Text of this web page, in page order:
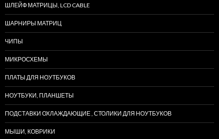
ШЛЕЙФ МАТРИЦЫ, LCD CABLE
ШАРНИРЫ МАТРИЦ
ЧИПЫ
МИКРОСХЕМЫ
ПЛАТЫ ДЛЯ НОУТБУКОВ
НОУТБУКИ, ПЛАНШЕТЫ
ПОДСТАВКИ ОХЛАЖДАЮЩИЕ , СТОЛИКИ ДЛЯ НОУТБУКОВ
МЫШИ, КОВРИКИ